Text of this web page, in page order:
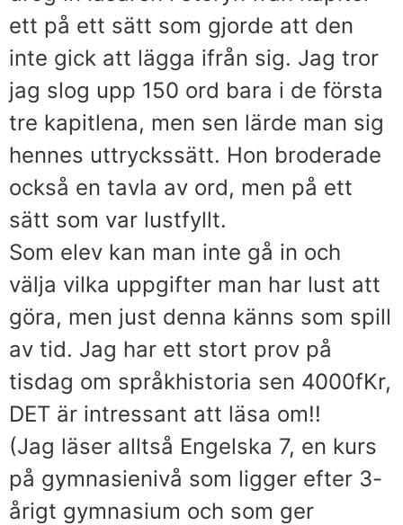
ett på ett sätt som gjorde att den
inte gick att lägga ifrån sig. Jag tror
jag slog upp 150 ord bara i de första
tre kapitlena, men sen lärde man sig
hennes uttryckssätt. Hon broderade
också en tavla av ord, men på ett
sätt som var lustfyllt.
Som elev kan man inte gå in och
välja vilka uppgifter man har lust att
göra, men just denna känns som spill
av tid. Jag har ett stort prov på
tisdag om språkhistoria sen 4000fKr,
DET är intressant att läsa om!!
(Jag läser alltså Engelska 7, en kurs
på gymnasienivå som ligger efter 3-
årigt gymnasium och som ger